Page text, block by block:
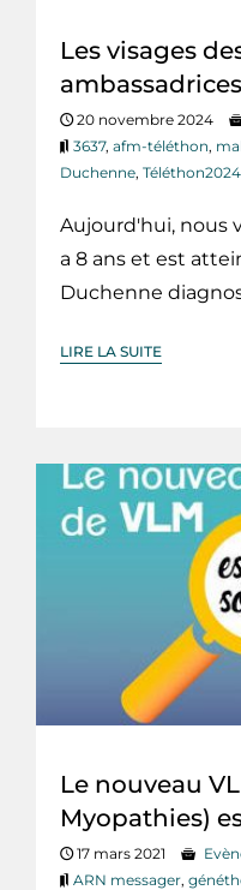
Les visages
20 novembre 2024
3637, afm-téléthon,
Duchenne, Téléthon2024
Aujourd'hui, nous
a 8 ans et est
Duchenne
LIRE LA SUITE
Le nouveau
Myopathies)
17 mars 2021
ARN messager,